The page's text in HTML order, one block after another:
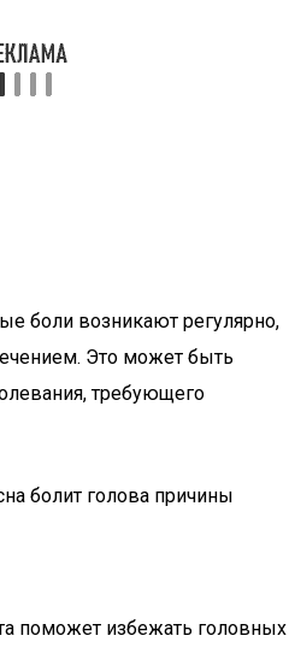
боли возникают регулярно,
Это может быть
требующего
поможет избежать головных